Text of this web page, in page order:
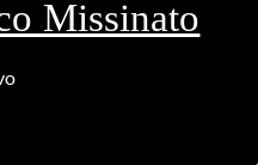
Missinato